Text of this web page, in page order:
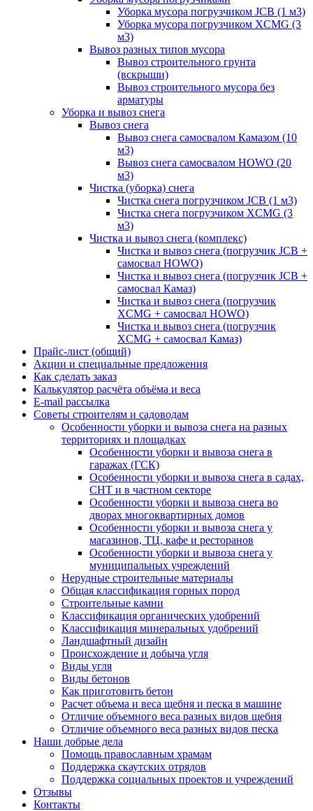
Уборка мусора погрузчиком JCB (1 м3)
Уборка мусора погрузчиком XCMG (3
м3)
Вывоз разных типов мусора
Вывоз строительного грунта
(вскрыши)
Вывоз строительного мусора без
арматуры
Уборка и вывоз снега
Вывоз снега
Вывоз снега самосвалом Камазом (10
м3)
Вывоз снега самосвалом HOWO (20
м3)
Чистка (уборка) снега
Чистка снега погрузчиком JCB (1 м3)
Чистка снега погрузчиком XCMG (3
м3)
Чистка и вывоз снега (комплекс)
Чистка и вывоз снега (погрузчик JCB +
самосвал HOWO)
Чистка и вывоз снега (погрузчик JCB +
самосвал Камаз)
Чистка и вывоз снега (погрузчик
XCMG + самосвал HOWO)
Чистка и вывоз снега (погрузчик
XCMG + самосвал Камаз)
Прайс-лист (общий)
Акции и специальные предложения
Как сделать заказ
Калькулятор расчёта объёма и веса
E-mail рассылка
Советы строителям и садоводам
Особенности уборки и вывоза снега на разных
территориях и площадках
Особенности уборки и вывоза снега в
гаражах (ГСК)
Особенности уборки и вывоза снега в садах,
СНТ и в частном секторе
Особенности уборки и вывоза снега во
дворах многоквартирных домов
Особенности уборки и вывоза снега у
магазинов, ТЦ, кафе и ресторанов
Особенности уборки и вывоза снега у
муниципальных учреждений
Нерудные строительные материалы
Общая классификация горных пород
Строительные камни
Классификация органических удобрений
Классификация минеральных удобрений
Ландшафтный дизайн
Происхождение и добыча угля
Виды угля
Виды бетонов
Как приготовить бетон
Расчет объема и веса щебня и песка в машине
Отличие объемного веса разных видов щебня
Отличие объемного веса разных видов песка
Наши добрые дела
Помощь православным храмам
Поддержка скаутских отрядов
Поддержка социальных проектов и учреждений
Отзывы
Контакты